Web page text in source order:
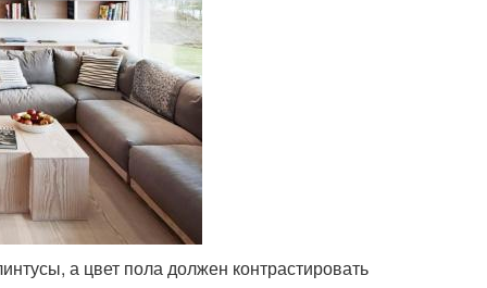
а цвет пола должен контрастировать